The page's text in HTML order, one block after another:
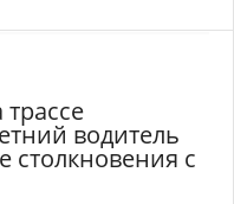
водитель
столкновения с